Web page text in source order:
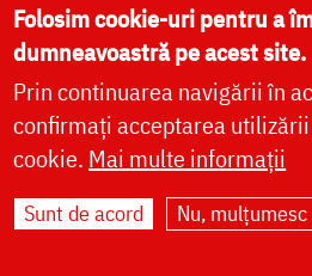
MEDIA
ȘTIRI
HRAMUL SFINTEI CUVIOASE
PĂRINȚI DUHOVNICEȘTI
Folosim cookie-uri pentru a
dumneavoastră pe acest site.
Prin continuarea navigării în
confirmați acceptarea
cookie. Mai multe informații
Sunt de acord Nu, mulțumesc